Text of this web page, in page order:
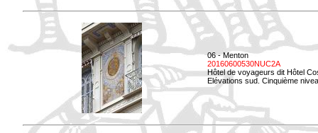
06 - Menton
20160600530NUC2A
Hôtel de voyageurs dit Hôtel
Elévations sud. Cinquième